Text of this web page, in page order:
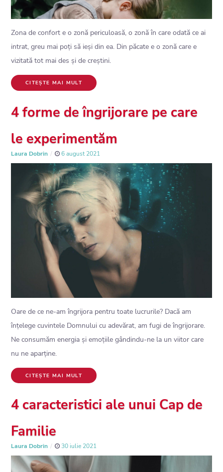
Zona de confort e o zonă periculoasă, o zonă în care odată ce ai
intrat, greu mai poți să ieși din ea. Din păcate e o zonă care e
vizitată tot mai des și de creștini.
CITEȘTE MAI MULT
4 forme de îngrijorare pe care
le experimentăm
Laura Dobrin 6 august 2021
Oare de ce ne-am îngrijora pentru toate lucrurile? Dacă am
înțelege cuvintele Domnului cu adevărat, am fugi de îngrijorare.
Ne consumăm energia și emoțiile gândindu-ne la un viitor care
nu ne aparține.
CITEȘTE MAI MULT
4 caracteristici ale unui Cap de
Familie
Laura Dobrin 30 iulie 2021